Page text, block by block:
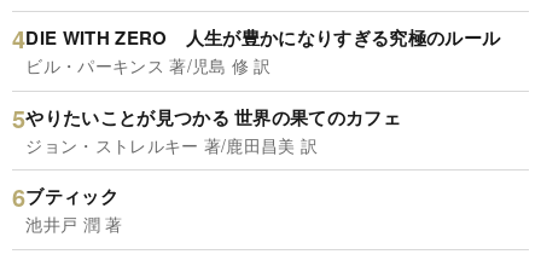
DIE WITH ZERO 人生が豊かになりすぎる究極のルール
ビル・パーキンス 著/児島 修 訳
やりたいことが見つかる 世界の果てのカフェ
ジョン・ストレルキー 著/鹿田昌美 訳
ブティック
池井戸 潤 著